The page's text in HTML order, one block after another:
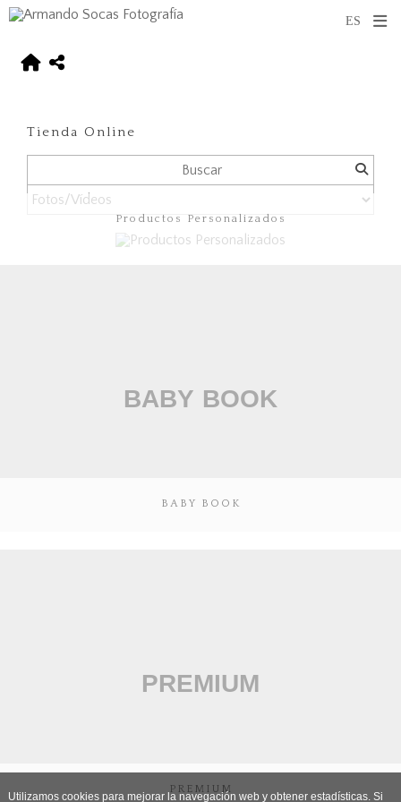
Tienda Online
Productos Personalizados
BABY BOOK
PREMIUM
Utilizamos cookies para mejorar la navegación web y obtener estadísticas. Si